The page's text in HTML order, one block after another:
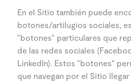
En el Sitio también puede
botones/artilugios sociales,
"botones" particulares que
de las redes sociales
LinkedIn). Estos "botones"
que navegan por el Sitio